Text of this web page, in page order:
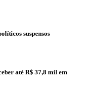
suspensos
até R$ 37,8 mil em